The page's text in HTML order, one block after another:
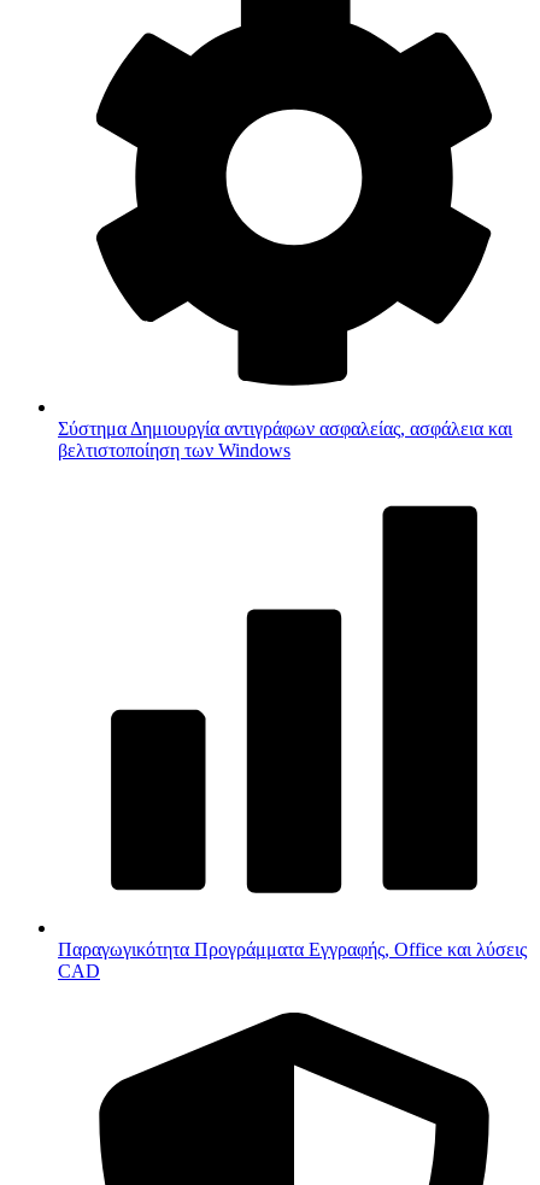
Σύστημα Δημιουργία αντιγράφων ασφαλείας, ασφάλεια και
βελτιστοποίηση των Windows
Παραγωγικότητα Προγράμματα Εγγραφής, Office και λύσεις
CAD